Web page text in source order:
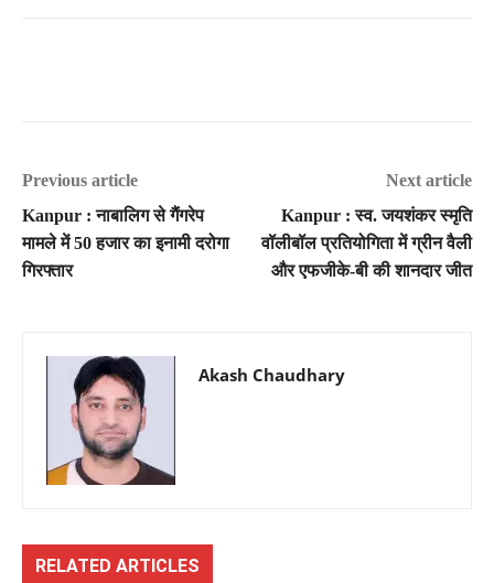
Previous article
Kanpur : नाबालिग से गैंगरेप
मामले में 50 हजार का इनामी दरोगा
गिरफ्तार
Next article
Kanpur : स्व. जयशंकर स्मृति
वॉलीबॉल प्रतियोगिता में ग्रीन वैली
और एफजीके-बी की शानदार जीत
Akash Chaudhary
RELATED ARTICLES